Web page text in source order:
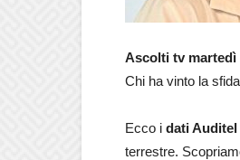
Ascolti tv martedì
Chi ha vinto la
Ecco i dati Auditel
terrestre.